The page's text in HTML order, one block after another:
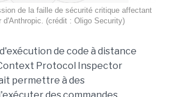
de la faille de sécurité critique affectant
d'Anthropic. (crédit : Oligo Security)
de code à distance
Protocol Inspector
permettre à des